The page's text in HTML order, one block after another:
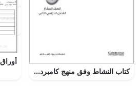
كتاب النشاط وفق منهج كامبردج (رياضيات) السابع